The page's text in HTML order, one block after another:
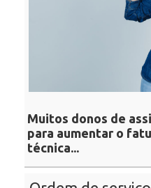
Muitos donos de
para aumentar o
técnica...